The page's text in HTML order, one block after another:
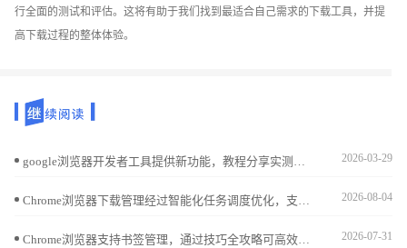
行全面的测试和评估。这将有助于我们找到最适合自己需求的下载工具，并提
高下载过程的整体体验。
google浏览器开发者工具提供新功能，教程分享实测体验和调试技巧，帮助用户高效分析网页并优化开发操作流程。 2026-03-29
Chrome浏览器下载管理经过智能化任务调度优化，支持多任务同时处理和带宽自动分配，用户可以高效完成文件下载，同时减少下载失败，提高整体操作效率和使用便利性。 2026-08-04
Chrome浏览器支持书签管理，通过技巧全攻略可高效整理收藏网页，实现快速查找和提高浏览效率。 2026-07-31